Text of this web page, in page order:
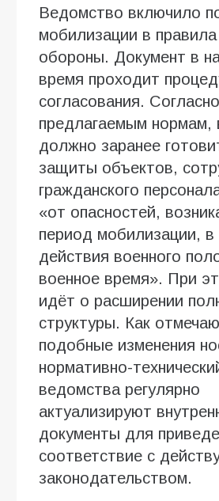
Ведомство включило
мобилизации в
обороны. Документ в
время проходит
согласования. Согласно
предлагаемым нормам,
должно заранее
защиты объектов,
гражданского
«от опасностей,
период мобилизации, в
действия военного
военное время». При
идёт о расширении
структуры. Как
подобные изменения
нормативно-
ведомства регулярно
актуализируют
документы для
соответствие с
законодательством.